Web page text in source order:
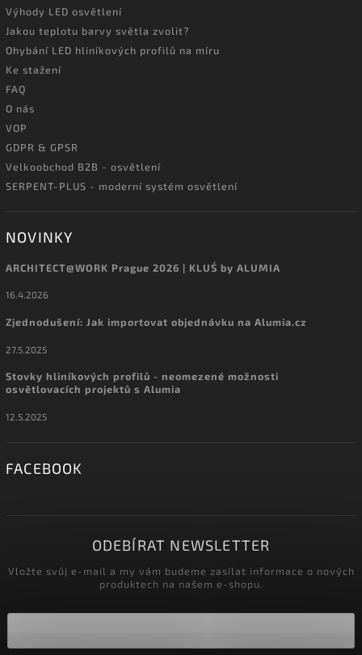
Výhody LED osvětlení
Jakou teplotu barvy světla zvolit?
Ohybání LED hliníkových profilů na míru
Ke stažení
FAQ
O nás
VOP
GDPR & GPSR
Velkoobchod B2B - osvětlení
SERPENT-PLUS - moderní systém osvětlení
NOVINKY
ARCHITECT@WORK Prague 2026 | KLUŚ by ALUMIA
16.4.2026
Zjednodušení: Jak importovat objednávku na Alumia.cz
27.5.2025
Stovky hliníkových profilů - neomezené možnosti
osvětlovacích projektů s Alumia
12.5.2025
FACEBOOK
ODEBÍRAT NEWSLETTER
Vložte svůj e-mail a my vám budeme zasílat informace o nových
produktech na našem e-shopu.